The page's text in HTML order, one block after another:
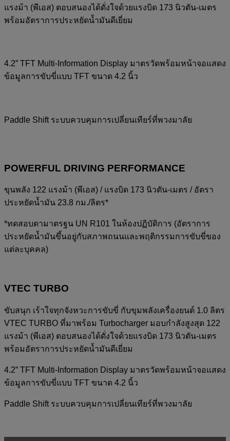
แรงม้า (พีเอส) ตอบสนองได้ดั่งใจด้วยแรงบิด 173 นิวตัน-เมตร
พร้อมอัตราการประหยัดน้ำมันดีเยี่ยม
4.2” TFT Multi-Information Display มาตรวัดพร้อมหน้าจอแสดง
ข้อมูลการขับขี่แบบ TFT ขนาด 4.2 นิ้ว
Paddle Shift ระบบควบคุมการเปลี่ยนเทียร์ที่พวงมาลัย
POWERFUL DRIVING PERFORMANCE
ขุนพลัง 122 แรงม้า (พีเอส) / แรงบิด 173 นิวตัน-เมตร / อัตรา
ประหยัดน้ำมัน 23.8 กม./ลิตร*
*ทดสอบตามาตรฐน UN R101 ในห้องปฏิบัติการ (อัตราการ
ประหยัดน้ำมันขึ้นอยู่กับสภาพถนนและพฤติกรรมการขับขี่ของ
แต่ละบุคคล)
VTEC TURBO
ขับสนุก เร้าใจทุกจังหวะการขับขี่ กับขุมพลังเครื่องยนต์ 1.0 ลิตร
VTEC TURBO ที่มาพร้อม Turbocharger มอบกำลังสูงสุด 122
แรงม้า (พีเอส) ตอบสนองได้ดั่งใจด้วยแรงบิด 173 นิวตัน-เมตร
พร้อมอัตราการประหยัดน้ำมันดีเยี่ยม
4.2” TFT Multi-Information Display มาตรวัดพร้อมหน้าจอแสดง
ข้อมูลการขับขี่แบบ TFT ขนาด 4.2 นิ้ว
Paddle Shift ระบบควบคุมการเปลี่ยนเทียร์ที่พวงมาลัย